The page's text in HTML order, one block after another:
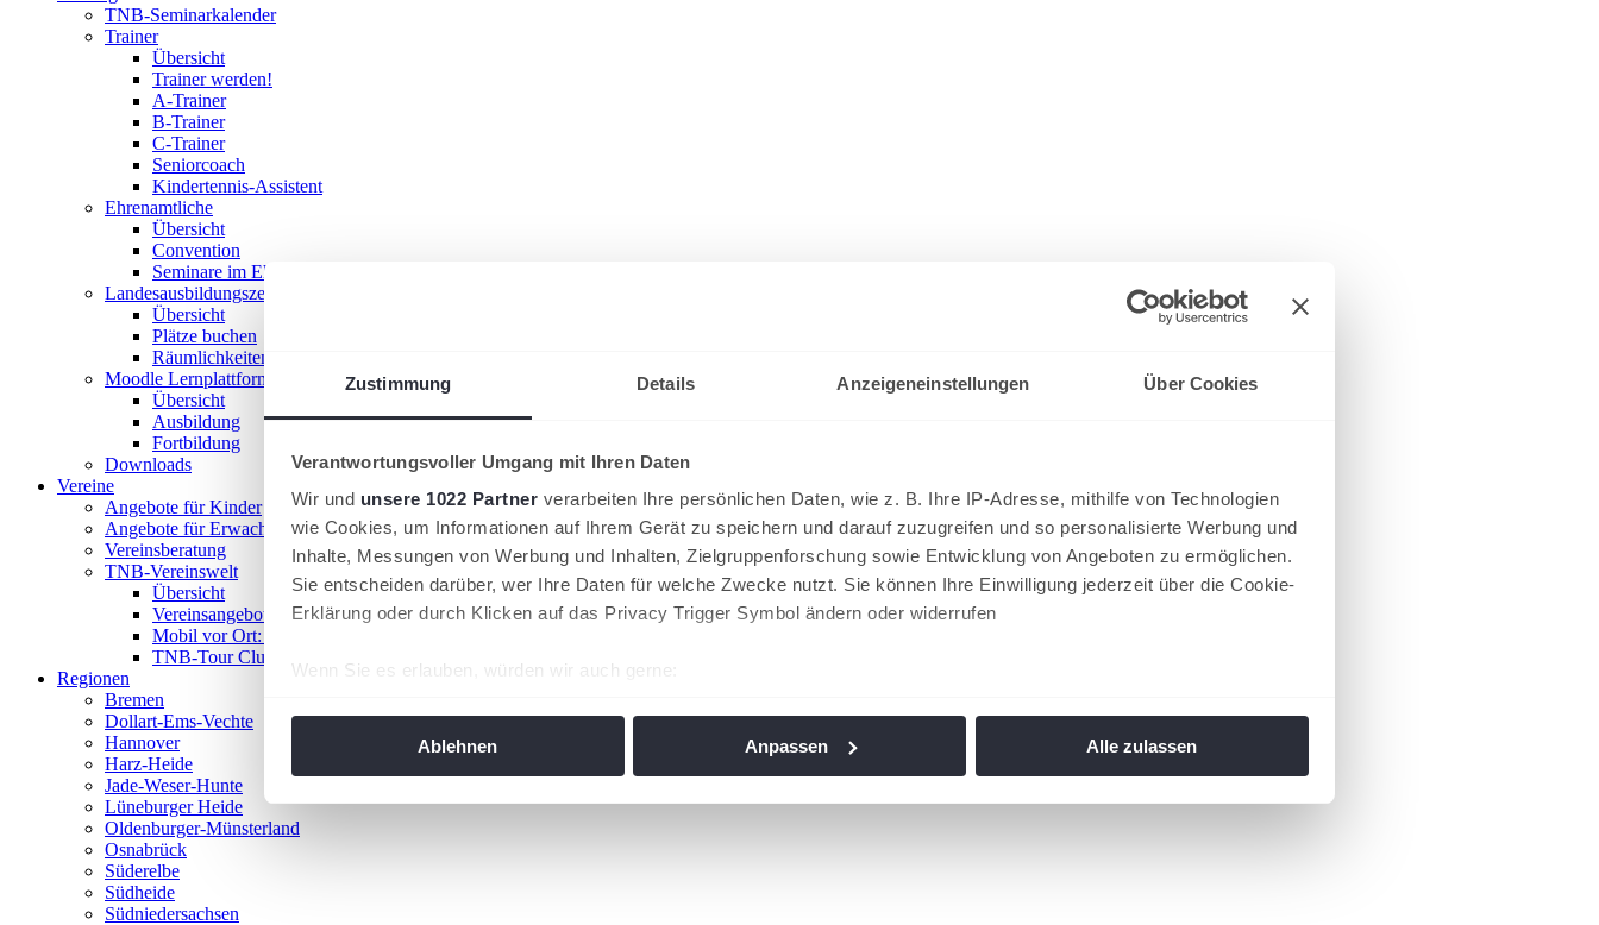
Zustimmung Details Anzeigeneinstellungen Über Cookies
Verantwortungsvoller Umgang mit Ihren Daten
Wir und unsere 1022 Partner verarbeiten Ihre persönlichen Daten, wie z. B. Ihre IP-Adresse, mithilfe von Technologien
wie Cookies, um Informationen auf Ihrem Gerät zu speichern und darauf zuzugreifen und so personalisierte Werbung und
Inhalte, Messungen von Werbung und Inhalten, Zielgruppenforschung sowie Entwicklung von Angeboten zu ermöglichen.
Sie entscheiden darüber, wer Ihre Daten für welche Zwecke nutzt. Sie können Ihre Einwilligung jederzeit über die Cookie-
Erklärung oder durch Klicken auf das Privacy Trigger Symbol ändern oder widerrufen
Wenn Sie es erlauben, würden wir auch gerne:
Ablehnen Anpassen Alle zulassen
TNB-Seminarkalender
Trainer
Übersicht
Trainer werden!
A-Trainer
B-Trainer
C-Trainer
Seniorcoach
Kindertennis-Assistent
Ehrenamtliche
Übersicht
Convention
Seminare im Ehrenamt
Landesausbildungszentrum
Übersicht
Plätze buchen
Räumlichkeiten nutzen
Moodle Lernplattform
Übersicht
Ausbildung
Fortbildung
Downloads
Vereine
Angebote für Kinder
Angebote für Erwachsene
Vereinsberatung
TNB-Vereinswelt
Übersicht
Vereinsangebote
Mobil vor Ort: Das TNB-Mobil
TNB-Tour Clubs
Regionen
Bremen
Dollart-Ems-Vechte
Hannover
Harz-Heide
Jade-Weser-Hunte
Lüneburger Heide
Oldenburger-Münsterland
Osnabrück
Süderelbe
Südheide
Südniedersachsen